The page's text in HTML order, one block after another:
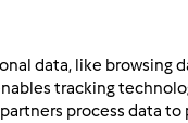
porcja/porcje/porcji
2litr/litra/litry/litrów
data, like browsing
tracking
process data to